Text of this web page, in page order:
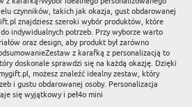
czynników, takich jak okazja, gust obdarowanej
znajdziesz szeroki wybór produktów, które
indywidualnych potrzeb. Przy wyborze warto
oraz design, aby produkt był zarówno
z karafką z personalizacją to
doskonale sprawdzi się na każdą okazję. Dzięki
możesz znaleźć idealny zestaw, który
i gustu obdarowanej osoby. Personalizacja
się wyjątkowy i peł4o mini